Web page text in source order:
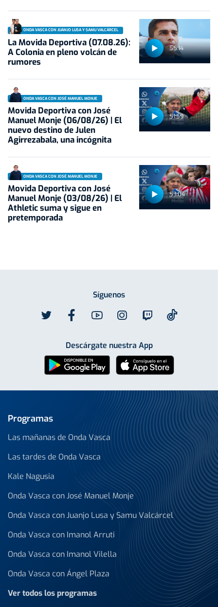
55:14
ONDA VASCA CON JUANJO LUSA Y SAMU VALCÁRCEL
La Movida Deportiva (07.08.26):
A Colonia en pleno volcán de
rumores
51:59
ONDA VASCA CON JOSÉ MANUEL MONJE
Movida Deportiva con José
Manuel Monje (06/08/26) | El
nuevo destino de Julen
Agirrezabala, una incógnita
53:04
ONDA VASCA CON JOSÉ MANUEL MONJE
Movida Deportiva con José
Manuel Monje (03/08/26) | El
Athletic suma y sigue en
pretemporada
Síguenos
Descárgate nuestra App
Programas
Las mañanas de Onda Vasca
Las tardes de Onda Vasca
Kale Nagusia
Onda Vasca con José Manuel Monje
Onda Vasca con Juanjo Lusa y Samu Valcárcel
Onda Vasca con Imanol Arruti
Onda Vasca con Imanol Vilella
Onda Vasca con Ángel Plaza
Ver todos los programas